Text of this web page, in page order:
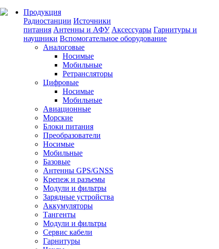
Продукция
Радиостанции Источники
питания Антенны и АФУ Аксессуары Гарнитуры и
наушники Вспомогательное оборудование
Аналоговые
Носимые
Мобильные
Ретрансляторы
Цифровые
Носимые
Мобильные
Авиационные
Морские
Блоки питания
Преобразователи
Носимые
Мобильные
Базовые
Антенны GPS/GNSS
Крепеж и разъемы
Модули и фильтры
Зарядные устройства
Аккумуляторы
Тангенты
Модули и фильтры
Сервис кабели
Гарнитуры